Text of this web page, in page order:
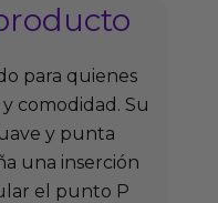
para quienes
comodidad. Su
y punta
una inserción
el punto P